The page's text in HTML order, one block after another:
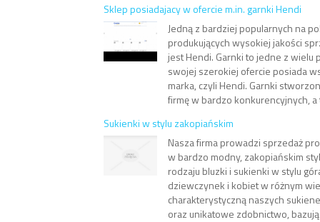
Sklep posiadajacy w ofercie m.in. garnki Hendi
Jedną z bardziej popularnych na
produkujących wysokiej jakości
jest Hendi. Garnki to jedne z
swojej szerokiej ofercie posiada
marka, czyli Hendi. Garnki
firmę w bardzo konkurencyjnych, a
Sukienki w stylu zakopiańskim
Nasza firma prowadzi sprzedaż
w bardzo modny, zakopiańskim
rodzaju bluzki i sukienki w stylu
dziewczynek i kobiet w różnym
charakterystyczną naszych
oraz unikatowe zdobnictwo,